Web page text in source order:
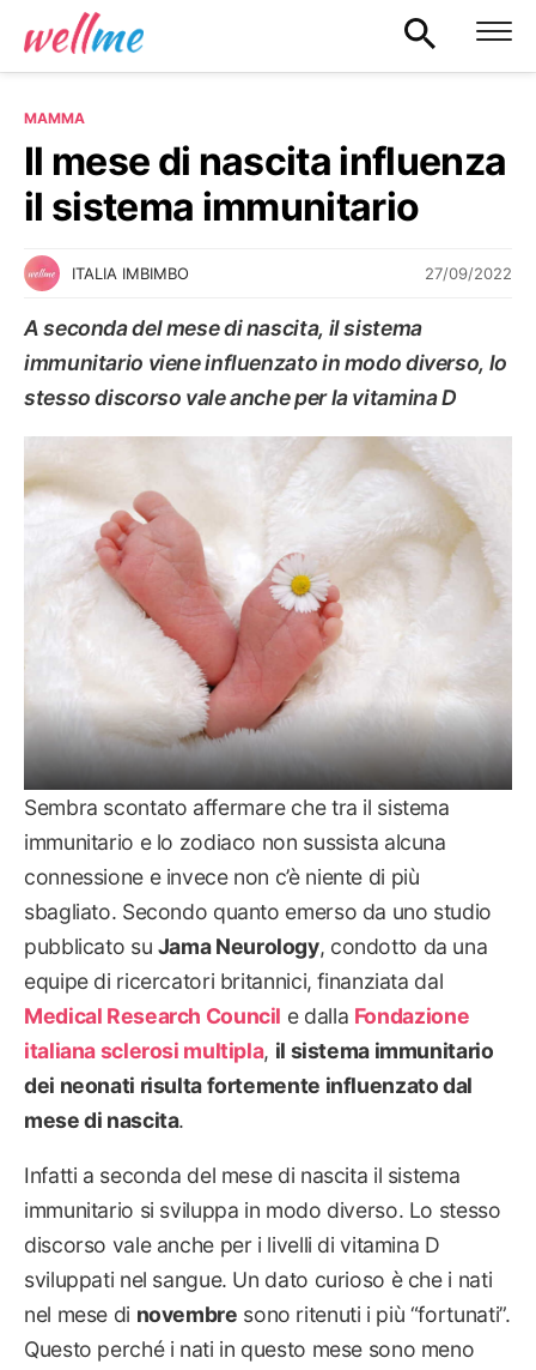
MAMMA
Il mese di nascita influenza
il sistema immunitario
ITALIA IMBIMBO 27/09/2022
A seconda del mese di nascita, il sistema
immunitario viene influenzato in modo diverso, lo
stesso discorso vale anche per la vitamina D
Sembra scontato affermare che tra il sistema
immunitario e lo zodiaco non sussista alcuna
connessione e invece non c’è niente di più
sbagliato. Secondo quanto emerso da uno studio
pubblicato su Jama Neurology, condotto da una
equipe di ricercatori britannici, finanziata dal
Medical Research Council e dalla Fondazione
italiana sclerosi multipla, il sistema immunitario
dei neonati risulta fortemente influenzato dal
mese di nascita.
Infatti a seconda del mese di nascita il sistema
immunitario si sviluppa in modo diverso. Lo stesso
discorso vale anche per i livelli di vitamina D
sviluppati nel sangue. Un dato curioso è che i nati
nel mese di novembre sono ritenuti i più “fortunati”.
Questo perché i nati in questo mese sono meno